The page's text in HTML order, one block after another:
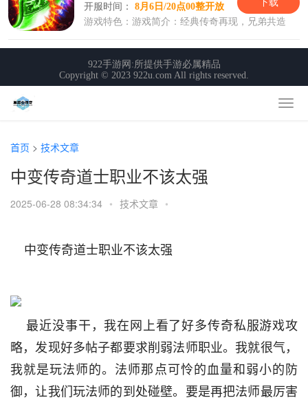
首页 > 技术文章
中变传奇道士职业不该太强
2025-06-28 08:34:34 • 技术文章 •
中变传奇道士职业不该太强
最近没事干，我在网上看了好多传奇私服游戏攻
略，发现好多帖子都要求削弱法师职业。我就很气，
我就是玩法师的。法师那点可怜的血量和弱小的防
御，让我们玩法师的到处碰壁。要是再把法师最厉害